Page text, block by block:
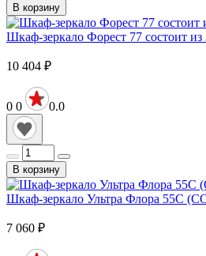
В корзину
Шкаф-зеркало Форест 77 состоит
10 404 ₽
0 0 0.0
В корзину
Шкаф-зеркало Ультра Флора 55С
7 060 ₽